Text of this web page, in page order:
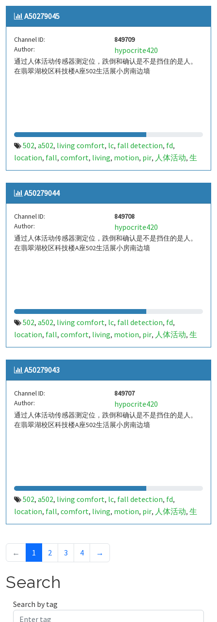
indoor living comfort,ilc,indoor living quality,ilq,
a50279050,849714
A50279045
Channel ID:
849709
Author:
hypocrite420
通过人体活动传感器测定位，跌倒和确认是不是挡住的是人。
在翡翠湖校区科技楼A座502生活展小房南边墙
502, a502, living comfort, lc, fall detection, fd,
location, fall, comfort, living, motion, pir, 人体活动, 生
活,tanbir,跌倒,定位,哈山,室内定位,室内,indoor,
indoor living comfort,ilc,indoor living quality,ilq,
a50279045,849709
A50279044
Channel ID:
849708
Author:
hypocrite420
通过人体活动传感器测定位，跌倒和确认是不是挡住的是人。
在翡翠湖校区科技楼A座502生活展小房南边墙
502, a502, living comfort, lc, fall detection, fd,
location, fall, comfort, living, motion, pir, 人体活动, 生
活,tanbir,跌倒,定位,哈山,室内定位,室内,indoor,
indoor living comfort,ilc,indoor living quality,ilq,
a50279044,849708
A50279043
Channel ID:
849707
Author:
hypocrite420
通过人体活动传感器测定位，跌倒和确认是不是挡住的是人。
在翡翠湖校区科技楼A座502生活展小房南边墙
502, a502, living comfort, lc, fall detection, fd,
location, fall, comfort, living, motion, pir, 人体活动, 生
活,tanbir,跌倒,定位,哈山,室内定位,室内,indoor,
a50279043 , 849707
← 1 2 3 4 →
Search
Search by tag